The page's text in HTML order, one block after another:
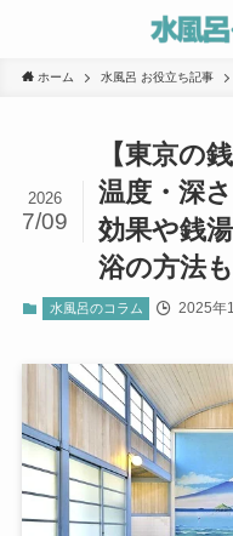
ホーム 水風呂 お役立ち記事
【東京の
温度・深
効果や銭
浴の方法
2026
7/09
水風呂のコラム 2025年